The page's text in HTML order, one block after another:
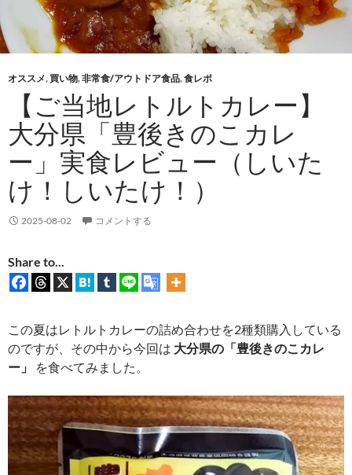
オススメ, 買い物,非常食/アウトドア食品,食レポ
【ご当地レトルトカレー】
大分県「豊後きのこカレ
ー」実食レビュー（しいた
け！しいたけ！）
2025-08-02 コメントする
Share to...
この夏はレトルトカレーの詰め合わせを2種類購入している
のですが、その中から今回は 大分県の「豊後きのこカレ
ー」
を食べてみました。